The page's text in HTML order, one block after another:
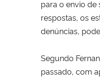
para o envio de
respostas, os
denúncias,
Segundo
passado, com